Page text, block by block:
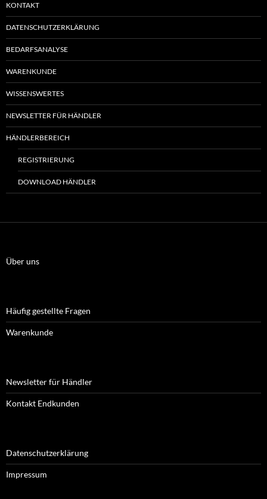
KONTAKT
DATENSCHUTZERKLÄRUNG
BEDARFSANALYSE
WARENKUNDE
WISSENSWERTES
NEWSLETTER FÜR HÄNDLER
HÄNDLERBEREICH
REGISTRIERUNG
DOWNLOAD HÄNDLER
Über uns
Häufig gestellte Fragen
Warenkunde
Newsletter für Händler
Kontakt Endkunden
Datenschutzerklärung
Impressum